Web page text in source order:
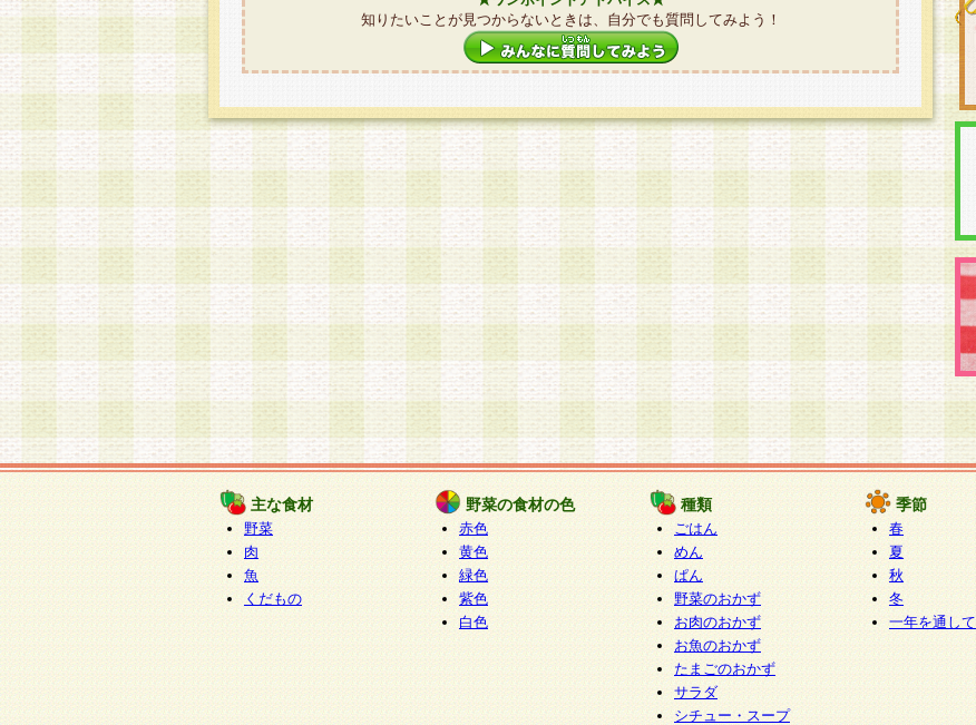
知りたいことが見つからないときは、自分でも質問してみよう！
主な食材
野菜
肉
魚
くだもの
野菜の食材の色
赤色
黄色
緑色
紫色
白色
種類
ごはん
めん
ぱん
野菜のおかず
お肉のおかず
お魚のおかず
たまごのおかず
サラダ
シチュー・スープ
季節
春
夏
秋
冬
一年を通して